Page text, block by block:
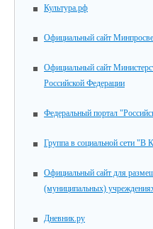
Культура.рф
Официальный сайт
Официальный сайт
Российской Федерации
Федеральный портал
Группа в социальной сети "В
Официальный сайт для
(муниципальных)
Дневник.ру